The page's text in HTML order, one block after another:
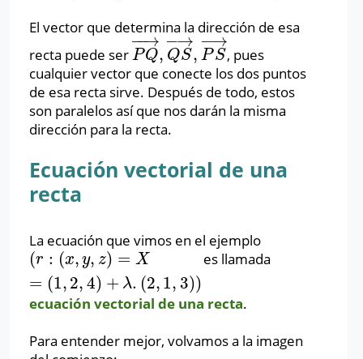
El vector que determina la dirección de esa
recta puede ser PQ
−→
−
, QS
−→
, PS
−→
PQ→ QS→ ,PS→, pues
cualquier vector que conecte los dos puntos
de esa recta sirve. Después de todo, estos
son paralelos así que nos darán la misma
dirección para la recta.
Ecuación vectorial de una
recta
La ecuación que vimos en el ejemplo
(r : (x, y, z) = X
= (1, 2, 4) + λ. (2, 1, 3))
(r: x y,z)=X =(1 2, 4)+ es llamada
ecuación vectorial de una recta.
Para entender mejor, volvamos a la imagen